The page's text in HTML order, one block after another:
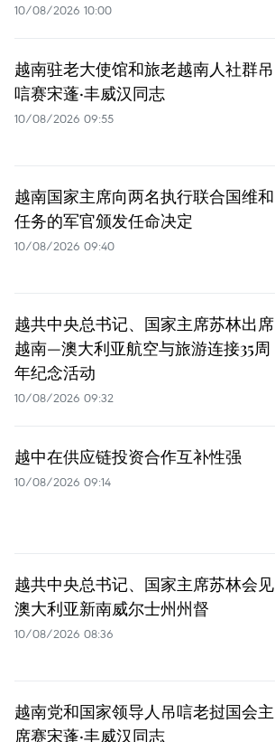
10/08/2026 10:00
越南驻老大使馆和旅老越南人社群吊
唁赛宋蓬·丰威汉同志
10/08/2026 09:55
越南国家主席向两名执行联合国维和
任务的军官颁发任命决定
10/08/2026 09:40
越共中央总书记、国家主席苏林出席
越南—澳大利亚航空与旅游连接35周
年纪念活动
10/08/2026 09:32
越中在供应链投资合作互补性强
10/08/2026 09:14
越共中央总书记、国家主席苏林会见
澳大利亚新南威尔士州州督
10/08/2026 08:36
越南党和国家领导人吊唁老挝国会主
席赛宋蓬·丰威汉同志